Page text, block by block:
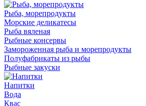
Рыба, морепродукты
Морские деликатесы
Рыба вяленая
Рыбные консервы
Замороженная рыба и морепродукты
Полуфабрикаты из рыбы
Рыбные закуски
Напитки
Вода
Квас